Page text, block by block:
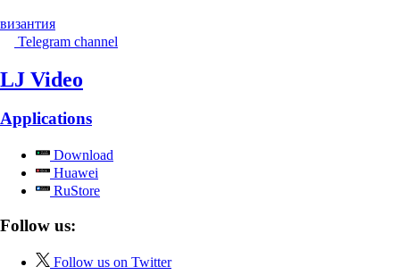
византия
Telegram channel
LJ Video
Applications
Download
Huawei
RuStore
Follow us:
Follow us on Twitter